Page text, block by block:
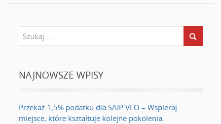
NAJNOWSZE WPISY
Przekaż 1,5% podatku dla SAIP VLO – Wspieraj
miejsce, które kształtuje kolejne pokolenia.